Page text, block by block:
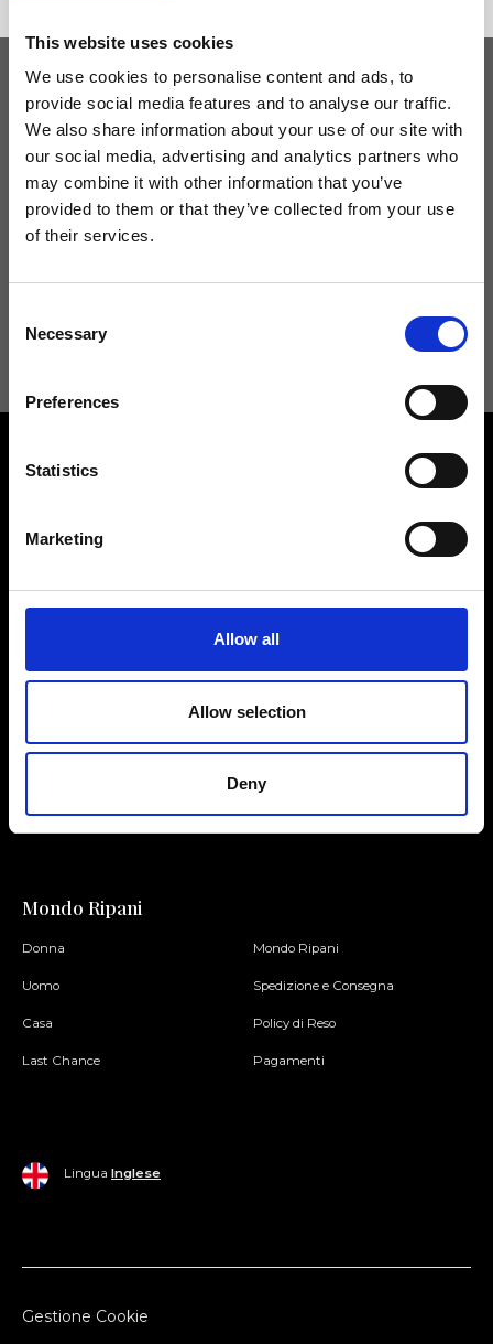
This website uses cookies
We use cookies to personalise content and ads, to
provide social media features and to analyse our traffic.
We also share information about your use of our site with
our social media, advertising and analytics partners who
may combine it with other information that you’ve
provided to them or that they’ve collected from your use
of their services.
Selection
Necessary
Preferences
Statistics
Marketing
Allow all
Allow selection
Deny
Tieniti aggiornato
Non perdere le novità di Ripani, iscriviti alla newsletter!
Acconsento a ricevere novità e promo da Ripani. Per maggiori
informazioni consulta la
Cerca un negozio
richieste
Mondo Ripani
Donna
Uomo
Casa
Last Chance
Mondo Ripani
Spedizione e Consegna
Policy di Reso
Pagamenti
Lingua Inglese
Gestione Cookie